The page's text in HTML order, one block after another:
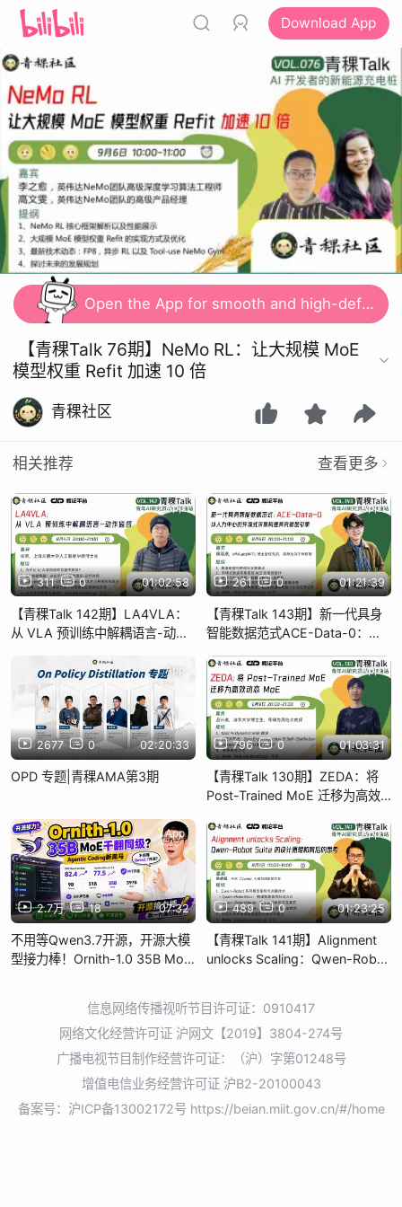
Download App
Open the App for smooth and high-definition viewing
【青稞Talk 76期】NeMo RL：让大规模 MoE
模型权重 Refit 加速 10 倍
青稞社区
相关推荐 查看更多
311 0 01:02:58
App
【青稞Talk 142期】LA4VLA：
从 VLA 预训练中解耦语言-动作
261 0 01:21:39
App
【青稞Talk 143期】新一代具身
智能数据范式ACE-Data-0：以
数据引擎
2677 0 02:20:33
App
OPD 专题|青稞AMA第3期
796 0 01:03:31
App
【青稞Talk 130期】ZEDA：将
Post-Trained MoE 迁移为高效
2.7万 18 07:32
App
不用等Qwen3.7开源，开源大模
型接力棒！Ornith-1.0 35B MoE
489 0 01:23:25
App
【青稞Talk 141期】Alignment
unlocks Scaling：Qwen-Robot
信息网络传播视听节目许可证：0910417
网络文化经营许可证 沪网文【2019】3804-274号
广播电视节目制作经营许可证：（沪）字第01248号
增值电信业务经营许可证 沪B2-20100043
备案号：沪ICP备13002172号 https://beian.miit.gov.cn/#/home